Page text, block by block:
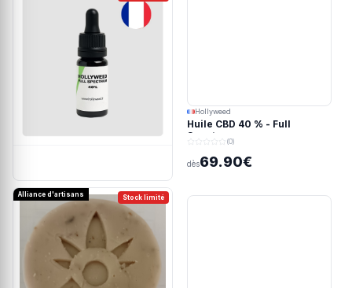
Hollyweed
Huile CBD 40 % - Full
Spectrum
(0)
dès69.90€
Stock limité
Alliance d'artisans